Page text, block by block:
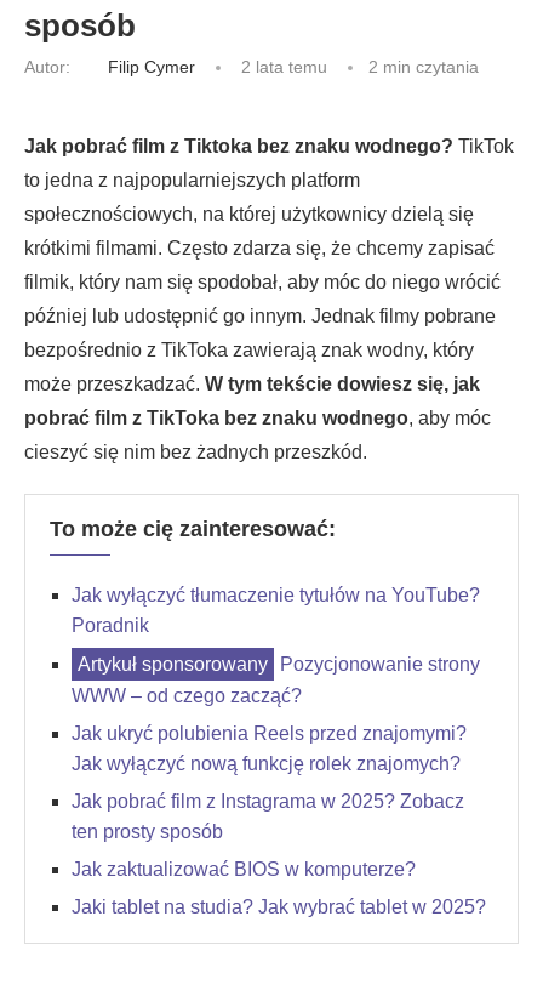
sposób
Autor: Filip Cymer 2 lata temu 2 min czytania
Jak pobrać film z Tiktoka bez znaku wodnego? TikTok
to jedna z najpopularniejszych platform
społecznościowych, na której użytkownicy dzielą się
krótkimi filmami. Często zdarza się, że chcemy zapisać
filmik, który nam się spodobał, aby móc do niego wrócić
później lub udostępnić go innym. Jednak filmy pobrane
bezpośrednio z TikToka zawierają znak wodny, który
może przeszkadzać. W tym tekście dowiesz się, jak
pobrać film z TikToka bez znaku wodnego, aby móc
cieszyć się nim bez żadnych przeszkód.
To może cię zainteresować:
Jak wyłączyć tłumaczenie tytułów na YouTube?
Poradnik
Pozycjonowanie strony
WWW – od czego zacząć?
Jak ukryć polubienia Reels przed znajomymi?
Jak wyłączyć nową funkcję rolek znajomych?
Jak pobrać film z Instagrama w 2025? Zobacz
ten prosty sposób
Jak zaktualizować BIOS w komputerze?
Jaki tablet na studia? Jak wybrać tablet w 2025?